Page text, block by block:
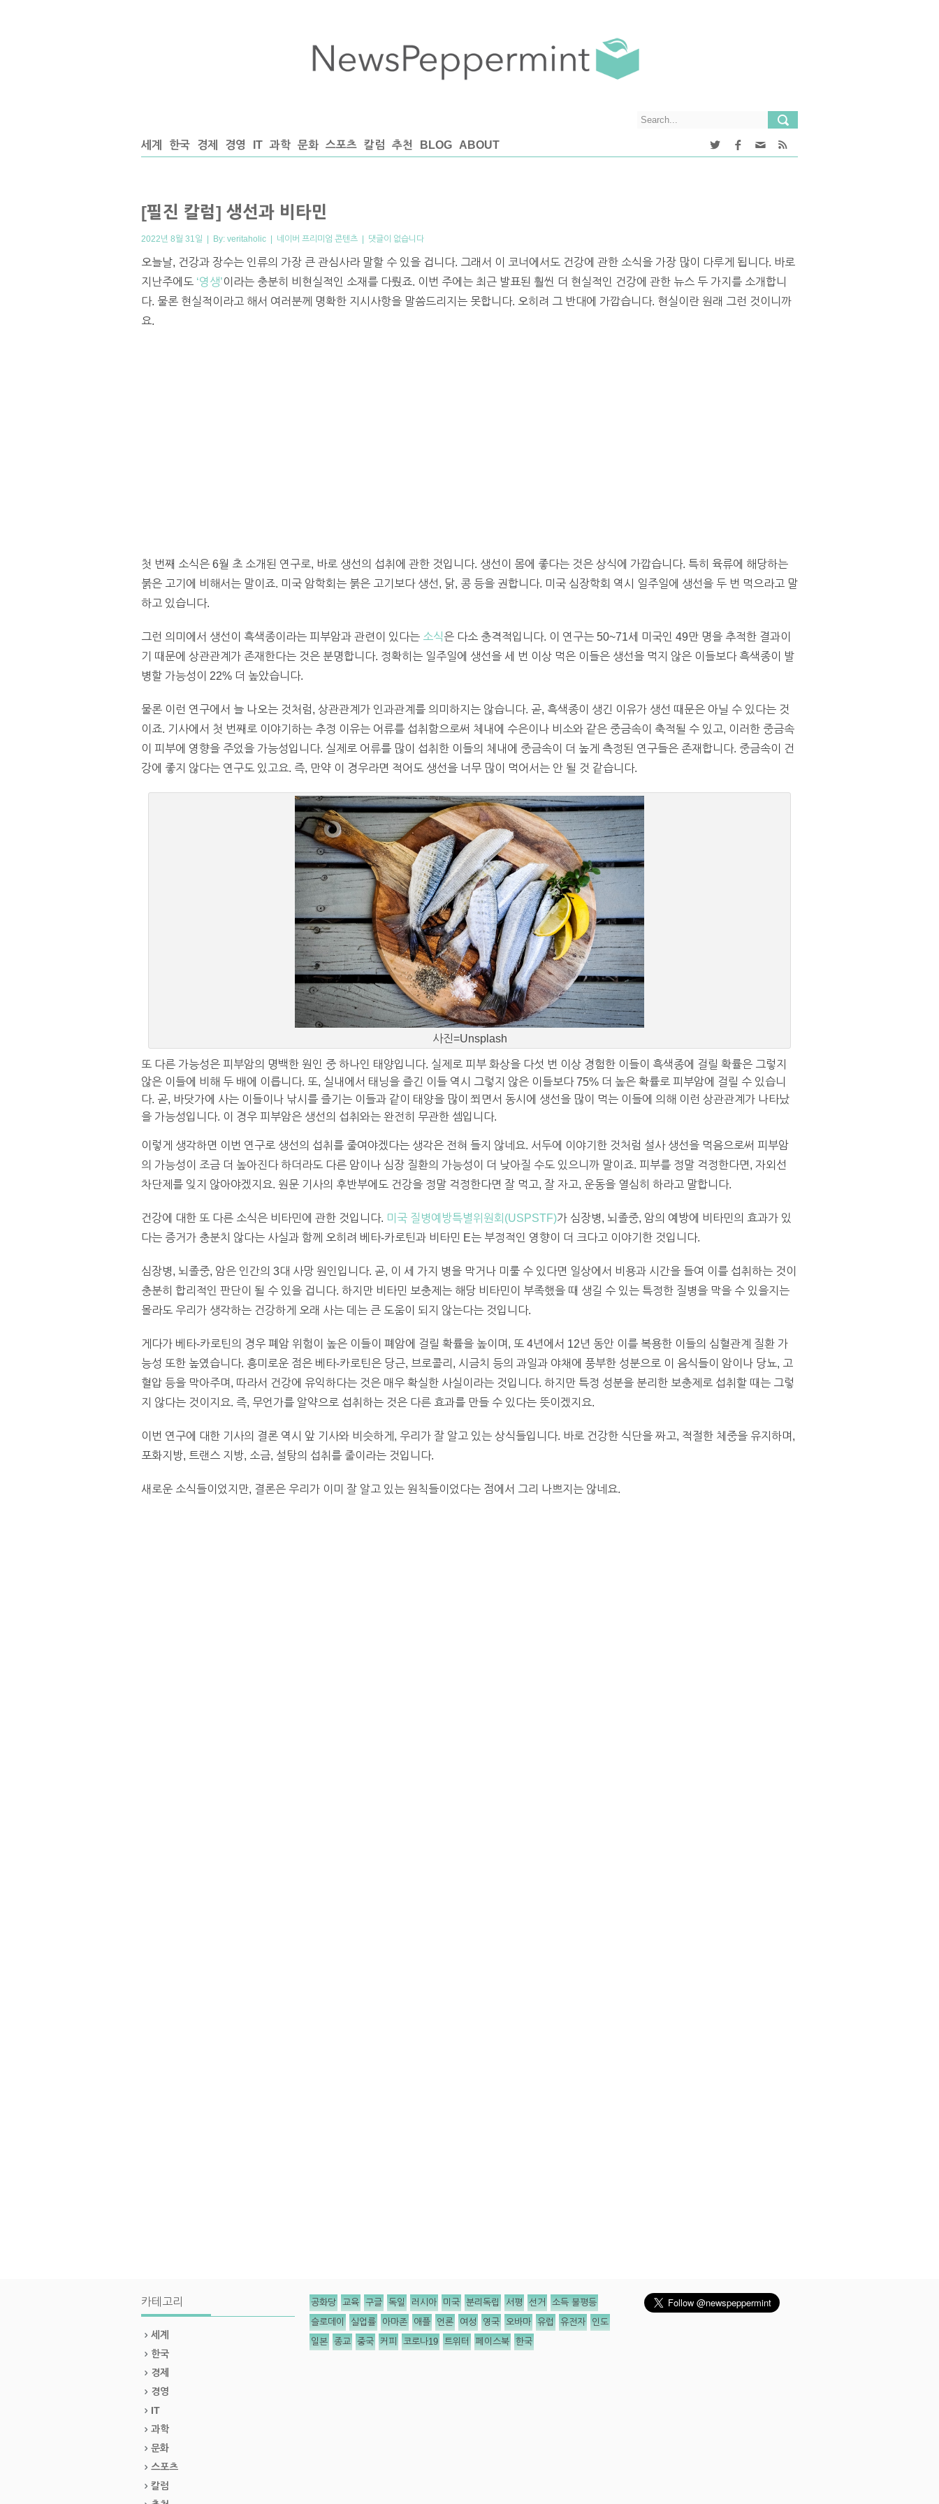
세계 한국 경제 경영 IT 과학 문화 스포츠 칼럼 추천 BLOG ABOUT
[필진 칼럼] 생선과 비타민
2022년 8월 31일 | By: veritaholic | 네이버 프리미엄 콘텐츠 | 댓글이 없습니다
오늘날, 건강과 장수는 인류의 가장 큰 관심사라 말할 수 있을 겁니다. 그래서 이 코너에서도 건강에 관한 소식을 가장 많이 다루게 됩니다. 바로
지난주에도 ‘영생’이라는 충분히 비현실적인 소재를 다뤘죠. 이번 주에는 최근 발표된 훨씬 더 현실적인 건강에 관한 뉴스 두 가지를 소개합니
다. 물론 현실적이라고 해서 여러분께 명확한 지시사항을 말씀드리지는 못합니다. 오히려 그 반대에 가깝습니다. 현실이란 원래 그런 것이니까
요.
첫 번째 소식은 6월 초 소개된 연구로, 바로 생선의 섭취에 관한 것입니다. 생선이 몸에 좋다는 것은 상식에 가깝습니다. 특히 육류에 해당하는
붉은 고기에 비해서는 말이죠. 미국 암학회는 붉은 고기보다 생선, 닭, 콩 등을 권합니다. 미국 심장학회 역시 일주일에 생선을 두 번 먹으라고 말
하고 있습니다.
그런 의미에서 생선이 흑색종이라는 피부암과 관련이 있다는 소식은 다소 충격적입니다. 이 연구는 50~71세 미국인 49만 명을 추적한 결과이
기 때문에 상관관계가 존재한다는 것은 분명합니다. 정확히는 일주일에 생선을 세 번 이상 먹은 이들은 생선을 먹지 않은 이들보다 흑색종이 발
병할 가능성이 22% 더 높았습니다.
물론 이런 연구에서 늘 나오는 것처럼, 상관관계가 인과관계를 의미하지는 않습니다. 곧, 흑색종이 생긴 이유가 생선 때문은 아닐 수 있다는 것
이죠. 기사에서 첫 번째로 이야기하는 추정 이유는 어류를 섭취함으로써 체내에 수은이나 비소와 같은 중금속이 축적될 수 있고, 이러한 중금속
이 피부에 영향을 주었을 가능성입니다. 실제로 어류를 많이 섭취한 이들의 체내에 중금속이 더 높게 측정된 연구들은 존재합니다. 중금속이 건
강에 좋지 않다는 연구도 있고요. 즉, 만약 이 경우라면 적어도 생선을 너무 많이 먹어서는 안 될 것 같습니다.
사진=Unsplash
또 다른 가능성은 피부암의 명백한 원인 중 하나인 태양입니다. 실제로 피부 화상을 다섯 번 이상 경험한 이들이 흑색종에 걸릴 확률은 그렇지
않은 이들에 비해 두 배에 이릅니다. 또, 실내에서 태닝을 즐긴 이들 역시 그렇지 않은 이들보다 75% 더 높은 확률로 피부암에 걸릴 수 있습니
다. 곧, 바닷가에 사는 이들이나 낚시를 즐기는 이들과 같이 태양을 많이 쬐면서 동시에 생선을 많이 먹는 이들에 의해 이런 상관관계가 나타났
을 가능성입니다. 이 경우 피부암은 생선의 섭취와는 완전히 무관한 셈입니다.
이렇게 생각하면 이번 연구로 생선의 섭취를 줄여야겠다는 생각은 전혀 들지 않네요. 서두에 이야기한 것처럼 설사 생선을 먹음으로써 피부암
의 가능성이 조금 더 높아진다 하더라도 다른 암이나 심장 질환의 가능성이 더 낮아질 수도 있으니까 말이죠. 피부를 정말 걱정한다면, 자외선
차단제를 잊지 않아야겠지요. 원문 기사의 후반부에도 건강을 정말 걱정한다면 잘 먹고, 잘 자고, 운동을 열심히 하라고 말합니다.
건강에 대한 또 다른 소식은 비타민에 관한 것입니다. 미국 질병예방특별위원회(USPSTF)가 심장병, 뇌졸중, 암의 예방에 비타민의 효과가 있
다는 증거가 충분치 않다는 사실과 함께 오히려 베타-카로틴과 비타민 E는 부정적인 영향이 더 크다고 이야기한 것입니다.
심장병, 뇌졸중, 암은 인간의 3대 사망 원인입니다. 곧, 이 세 가지 병을 막거나 미룰 수 있다면 일상에서 비용과 시간을 들여 이를 섭취하는 것이
충분히 합리적인 판단이 될 수 있을 겁니다. 하지만 비타민 보충제는 해당 비타민이 부족했을 때 생길 수 있는 특정한 질병을 막을 수 있을지는
몰라도 우리가 생각하는 건강하게 오래 사는 데는 큰 도움이 되지 않는다는 것입니다.
게다가 베타-카로틴의 경우 폐암 위험이 높은 이들이 폐암에 걸릴 확률을 높이며, 또 4년에서 12년 동안 이를 복용한 이들의 심혈관계 질환 가
능성 또한 높였습니다. 흥미로운 점은 베타-카로틴은 당근, 브로콜리, 시금치 등의 과일과 야채에 풍부한 성분으로 이 음식들이 암이나 당뇨, 고
혈압 등을 막아주며, 따라서 건강에 유익하다는 것은 매우 확실한 사실이라는 것입니다. 하지만 특정 성분을 분리한 보충제로 섭취할 때는 그렇
지 않다는 것이지요. 즉, 무언가를 알약으로 섭취하는 것은 다른 효과를 만들 수 있다는 뜻이겠지요.
이번 연구에 대한 기사의 결론 역시 앞 기사와 비슷하게, 우리가 잘 알고 있는 상식들입니다. 바로 건강한 식단을 짜고, 적절한 체중을 유지하며,
포화지방, 트랜스 지방, 소금, 설탕의 섭취를 줄이라는 것입니다.
새로운 소식들이었지만, 결론은 우리가 이미 잘 알고 있는 원칙들이었다는 점에서 그리 나쁘지는 않네요.
카테고리
세계
한국
경제
경영
IT
과학
문화
스포츠
칼럼
공화당 교육 구글 독일 러시아 미국 분리독립 서평 선거 소득 불평등
슬로데이 실업률 아마존 애플 언론 여성 영국 오바마 유럽 유전자 인도
일본 종교 중국 커피 코로나19 트위터 페이스북 한국